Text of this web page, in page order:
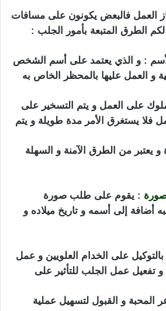
العمل فالبعض يكونون على مسافات
الطرق المتبعة بأمور الجلب :
: و الذي يعتمد على أسم الشخص
و العمل عليها بالمحظر الخاص به
على العمل و يتم التسخير على
فلا يستغرق الأمر مدة طويلة و يتم
من الطرق الآمنة و السهلة
: يقوم على طلب صورة
إلى أسمه و تاريخ ميلاده و
على الخدام العلويين و عمل
و تفعيل عمل الجلب للتأثير على
المحبة و القبول لتسهيل عملية